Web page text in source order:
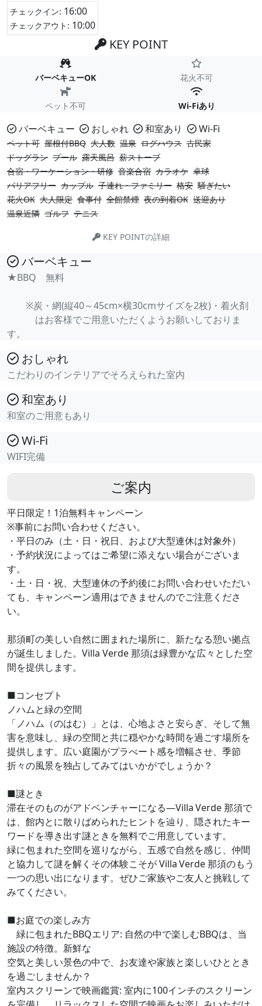
チェックイン: 16:00
チェックアウト: 10:00
KEY POINT
バーベキューOK 花火不可
ペット不可 Wi-Fiあり
バーベキュー おしゃれ 和室あり Wi-Fi
ペット可 屋根付BBQ 大人数 温泉 ログハウス 古民家
ドッグラン プール 露天風呂 薪ストーブ
合宿・ワーケーション・研修 音楽合宿 カラオケ 卓球
バリアフリー カップル 子連れ・ファミリー 格安 騒ぎたい
花火OK 大人限定 食事付 全館禁煙 夜の到着OK 送迎あり
温泉近隣 ゴルフ テニス
KEY POINTの詳細
バーベキュー
★BBQ 無料
※炭・網(縦40～45cm×横30cmサイズを2枚)・着火剤
はお客様でご用意いただくようお願いしておりま
す。
おしゃれ
こだわりのインテリアでそろえられた室内
和室あり
和室のご用意もあり
Wi-Fi
WIFI完備
ご案内
平日限定！1泊無料キャンペーン
※事前にお問い合わせください。
・平日のみ（土・日・祝日、および大型連休は対象外）
・予約状況によってはご希望に添えない場合がございま
す。
・土・日・祝、大型連休の予約後にお問い合わせいただい
ても、キャンペーン適用はできませんのでご注意くださ
い。
那須町の美しい自然に囲まれた場所に、新たなる憩い拠点
が誕生しました。Villa Verde 那須は緑豊かな広々とした空
間を提供します。
■コンセプト
ノハムと緑の空間
「ノハム（のはむ）」とは、心地よさと安らぎ、そして無
害を意味し、緑の空間と共に穏やかな時間を過ごす場所を
提供します。広い庭園がプラべート感を増幅させ、季節
折々の風景を独占してみてはいかがでしょうか？
■謎とき
滞在そのものがアドベンチャーになる―Villa Verde 那須で
は、館内とに散りばめられたヒントを辿り、隠されたキー
ワードを導き出す謎ときを無料でご用意しています。
緑に包まれた空間を巡りながら、五感で自然を感じ、仲間
と協力して謎を解くその体験こそが Villa Verde 那須のもう
一つの思い出になります。ぜひご家族やご友人と挑戦して
みてください。
■お庭での楽しみ方
緑に包まれたBBQエリア: 自然の中で楽しむBBQは、当
施設の特徴。新鮮な
空気と美しい景色の中で、お友達や家族と楽しいひととき
を過ごしませんか？
室内スクリーンで映画鑑賞: 室内に100インチのスクリーン